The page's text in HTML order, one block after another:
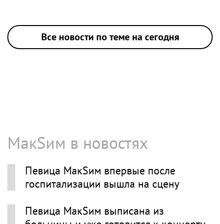
Все новости по теме на сегодня